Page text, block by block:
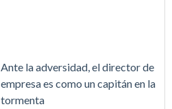
Ante la adversidad, el director de
empresa es como un capitán en la
tormenta